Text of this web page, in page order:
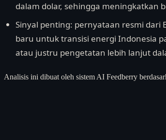
dalam dolar, sehingga meningkatkan
Sinyal penting: pernyataan resmi dari
baru untuk transisi energi Indonesia
atau justru pengetatan lebih lanjut
Analisis ini dibuat oleh sistem AI Feedberry